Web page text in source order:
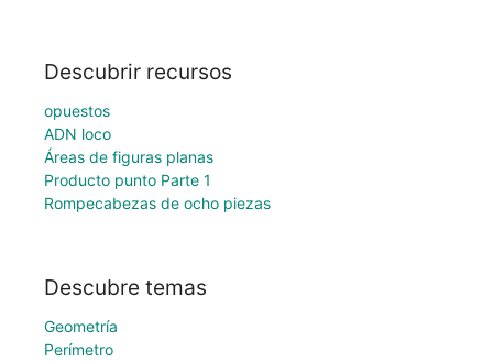
Descubrir recursos
opuestos
ADN loco
Áreas de figuras planas
Producto punto Parte 1
Rompecabezas de ocho piezas
Descubre temas
Geometría
Perímetro